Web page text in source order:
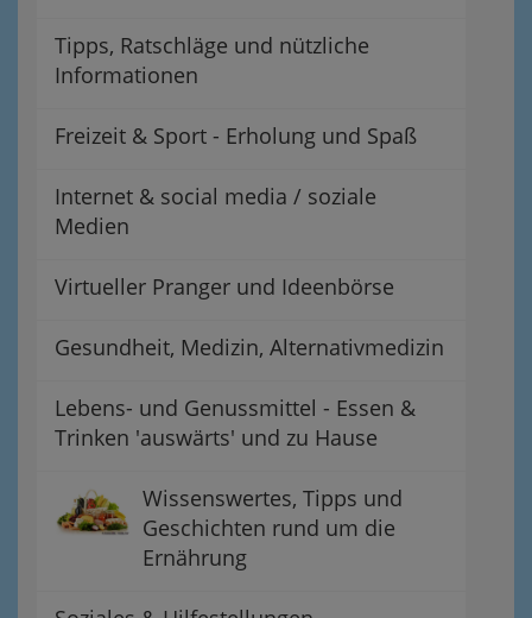
Tipps, Ratschläge und nützliche
Informationen
Freizeit & Sport - Erholung und Spaß
Internet & social media / soziale
Medien
Virtueller Pranger und Ideenbörse
Gesundheit, Medizin, Alternativmedizin
Lebens- und Genussmittel - Essen &
Trinken 'auswärts' und zu Hause
Wissenswertes, Tipps und
Geschichten rund um die
Ernährung